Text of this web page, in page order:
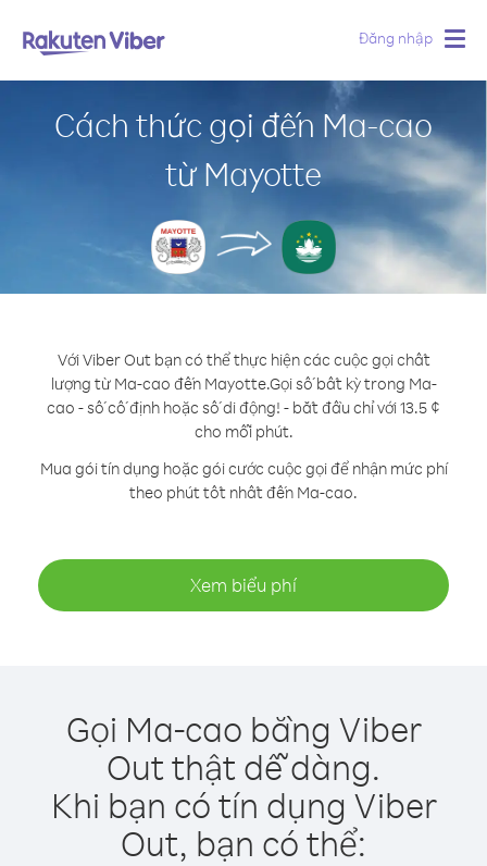
Đăng nhập
Cách thức gọi đến Ma-cao
từ Mayotte
Với Viber Out bạn có thể thực hiện các cuộc gọi chất
lượng từ Ma-cao đến Mayotte.Gọi số bất kỳ trong Ma-
cao - số cố định hoặc số di động! - bắt đầu chỉ với 13.5 ¢
cho mỗi phút.
Mua gói tín dụng hoặc gói cước cuộc gọi để nhận mức phí
theo phút tốt nhất đến Ma-cao.
Xem biểu phí
Gọi Ma-cao bằng Viber
Out thật dễ dàng.
Khi bạn có tín dụng Viber
Out, bạn có thể: